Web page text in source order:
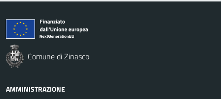
Comune di Zinasco
AMMINISTRAZIONE